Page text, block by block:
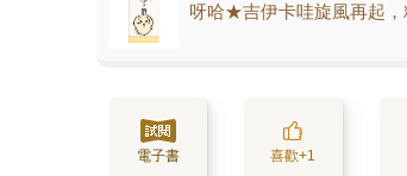
呀哈★吉伊卡哇旋風再起，
電子書 喜歡+1